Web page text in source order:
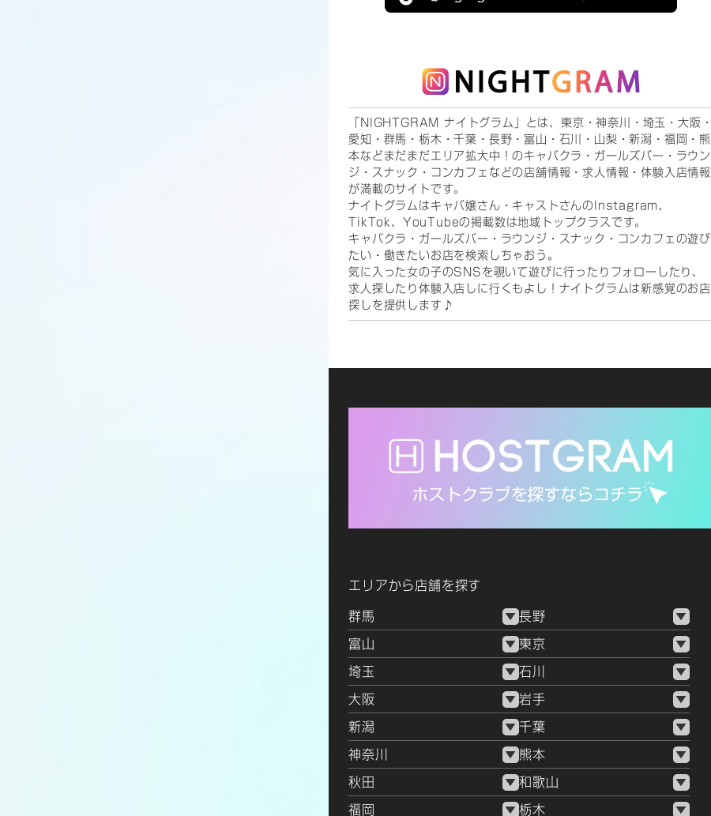
「NIGHTGRAM ナイトグラム」とは、東京・神奈川・埼玉・大阪・
愛知・群馬・栃木・千葉・長野・富山・石川・山梨・新潟・福岡・熊
本などまだまだエリア拡大中！のキャバクラ・ガールズバー・ラウン
ジ・スナック・コンカフェなどの店舗情報・求人情報・体験入店情報
が満載のサイトです。
ナイトグラムはキャバ嬢さん・キャストさんのInstagram、
TikTok、YouTubeの掲載数は地域トップクラスです。
キャバクラ・ガールズバー・ラウンジ・スナック・コンカフェの遊び
たい・働きたいお店を検索しちゃおう。
気に入った女の子のSNSを覗いて遊びに行ったりフォローしたり、
求人探したり体験入店しに行くもよし！ナイトグラムは新感覚のお店
探しを提供します♪
エリアから店舗を探す
群馬 長野
富山 東京
埼玉 石川
大阪 岩手
新潟 千葉
神奈川 熊本
秋田 和歌山
福岡 栃木